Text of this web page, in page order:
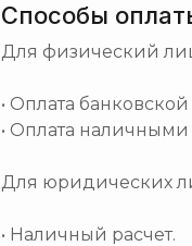
Способы
Для физический
• Оплата
• Оплата наличными
Для юридических
• Наличный расчет.